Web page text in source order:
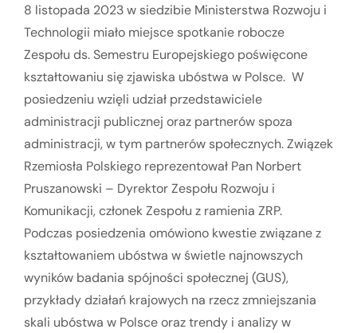
8 listopada 2023 w siedzibie Ministerstwa Rozwoju i
Technologii miało miejsce spotkanie robocze
Zespołu ds. Semestru Europejskiego poświęcone
kształtowaniu się zjawiska ubóstwa w Polsce. W
posiedzeniu wzięli udział przedstawiciele
administracji publicznej oraz partnerów spoza
administracji, w tym partnerów społecznych. Związek
Rzemiosła Polskiego reprezentował Pan Norbert
Pruszanowski – Dyrektor Zespołu Rozwoju i
Komunikacji, członek Zespołu z ramienia ZRP.
Podczas posiedzenia omówiono kwestie związane z
kształtowaniem ubóstwa w świetle najnowszych
wyników badania spójności społecznej (GUS),
przykłady działań krajowych na rzecz zmniejszania
skali ubóstwa w Polsce oraz trendy i analizy w